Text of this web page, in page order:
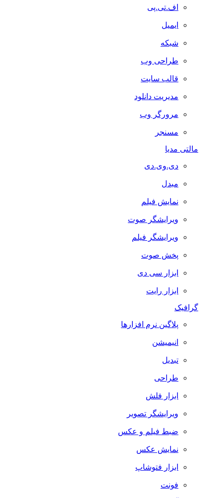
اف.تی.پی
ایمیل
شبکه
طراحی وب
قالب سایت
مدیریت دانلود
مرورگر وب
مسنجر
مالتی مدیا
دی.وی.دی
مبدل
نمایش فیلم
ویرایشگر صوت
ویرایشگر فیلم
پخش صوت
ابزار سی دی
ابزار رایت
گرافیک
پلاگین نرم افزارها
انیمیشن
تبدیل
طراحی
ابزار فلش
ویرایشگر تصویر
ضبط فيلم و عكس
نمایش عکس
ابزار فتوشاپ
فونت